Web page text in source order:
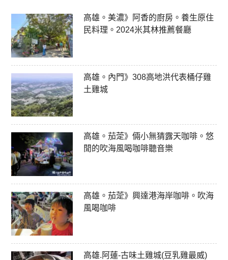
高雄。美濃》阿香的廚房。養生原住
民料理。2024米其林推薦餐廳
高雄。內門》308高地洪代表桶仔雞
土雞城
高雄。茄萣》倆小無猜露天咖啡。悠
閒的吹海風喝咖啡聽音樂
高雄。茄萣》興達港海岸咖啡。吹海
風喝咖啡
高雄.阿蓮-古味土雞城(豆乳雞最威)